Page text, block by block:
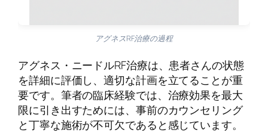
アグネスRF治療の過程
アグネス・ニードルRF治療は、患者さんの状態
を詳細に評価し、適切な計画を立てることが重
要です。筆者の臨床経験では、治療効果を最大
限に引き出すためには、事前のカウンセリング
と丁寧な施術が不可欠であると感じています。